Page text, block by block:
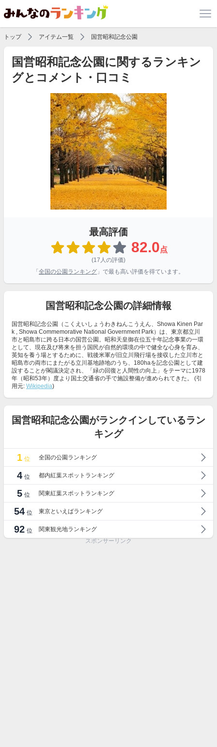
トップ アイテム一覧 国営昭和記念公園
国営昭和記念公園に関するランキン
グとコメント・口コミ
最高評価
82.0点
(17人の評価)
「 全国の公園ランキング 」で最も高い評価を得ています。
国営昭和記念公園の詳細情報
国営昭和記念公園（こくえいしょうわきねんこうえん、Showa Kinen Par
k , Showa Commemorative National Government Park）は、東京都立川
市と昭島市に跨る日本の国営公園。昭和天皇御在位五十年記念事業の一環
として、現在及び将来を担う国民が自然的環境の中で健全な心身を育み、
英知を養う場とするために、戦後米軍が旧立川飛行場を接収した立川市と
昭島市の両市にまたがる立川基地跡地のうち、180haを記念公園として建
設することが閣議決定され、「緑の回復と人間性の向上」をテーマに1978
年（昭和53年）度より国土交通省の手で施設整備が進められてきた。 (引
用元: Wikipedia)
国営昭和記念公園がランクインしているラン
キング
1 位 全国の公園ランキング
4 位 都内紅葉スポットランキング
5 位 関東紅葉スポットランキング
54 位 東京といえばランキング
92 位
関東観光地ランキング
スポンサーリンク